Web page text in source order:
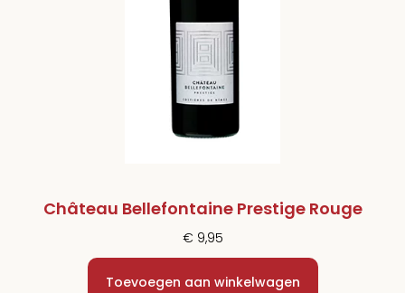
Château Bellefontaine Prestige Rouge
€ 9,95
Toevoegen aan winkelwagen